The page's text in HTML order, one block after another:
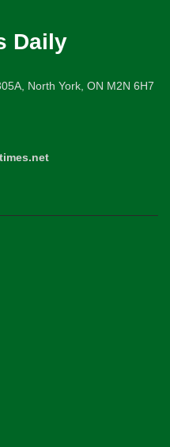
Daily
North York, ON M2N 6H7